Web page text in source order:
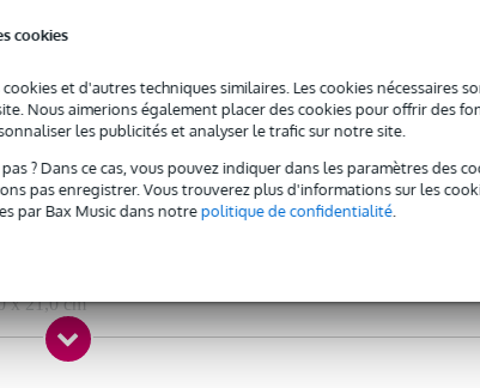
cookies
et d'autres techniques similaires. Les cookies nécessaires
Nous aimerions également placer des cookies pour offrir des
les publicités et analyser le trafic sur notre site.
? Dans ce cas, vous pouvez indiquer dans les paramètres des
pas enregistrer. Vous trouverez plus d'informations sur les
par Bax Music dans notrepolitique de confidentialité.
de piano + 96 basses
inclus
x 21,0 cm